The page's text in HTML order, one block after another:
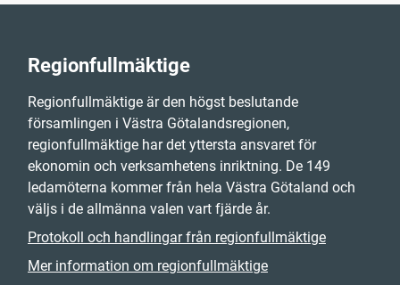
Regionfullmäktige
Regionfullmäktige är den högst beslutande
församlingen i Västra Götalandsregionen,
regionfullmäktige har det yttersta ansvaret för
ekonomin och verksamhetens inriktning. De 149
ledamöterna kommer från hela Västra Götaland och
väljs i de allmänna valen vart fjärde år.
Protokoll och handlingar från regionfullmäktige
Mer information om regionfullmäktige